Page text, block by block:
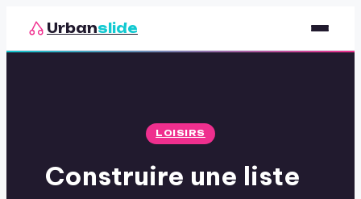
Urbanslide
Loisirs
LOISIRS
Construire une liste